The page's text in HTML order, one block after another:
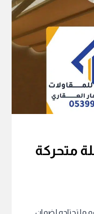
متحركة